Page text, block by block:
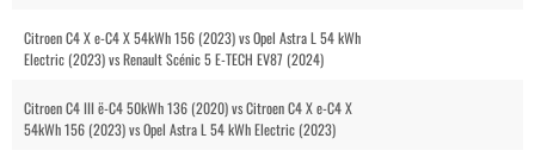
Citroen C4 X e-C4 X 54kWh 156 (2023) vs Opel Astra L 54 kWh
Electric (2023) vs Renault Scénic 5 E-TECH EV87 (2024)
Citroen C4 III ë-C4 50kWh 136 (2020) vs Citroen C4 X e-C4 X
54kWh 156 (2023) vs Opel Astra L 54 kWh Electric (2023)